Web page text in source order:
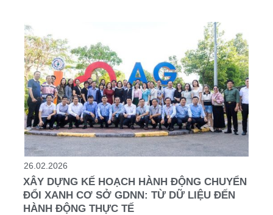
26.02.2026
XÂY DỰNG KẾ HOẠCH HÀNH ĐỘNG CHUYỂN
ĐỔI XANH CƠ SỞ GDNN: TỪ DỮ LIỆU ĐẾN
HÀNH ĐỘNG THỰC TẾ